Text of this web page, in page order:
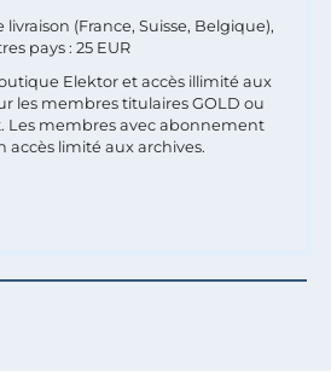
livraison (France, Suisse, Belgique),
pays : 25 EUR
Elektor et accès illimité aux
les membres titulaires GOLD ou
Les membres avec abonnement
accès limité aux archives.